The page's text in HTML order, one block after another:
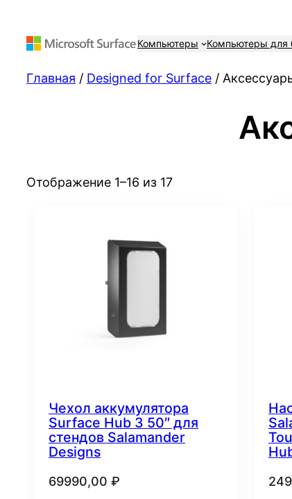
Компьютеры Компьютеры для
Главная / Designed for Surface /
Отображение 1–16 из 17Сортировка:
Чехол аккумулятора
Surface Hub 3 50″ для
стендов Salamander
Designs
69990,00 ₽